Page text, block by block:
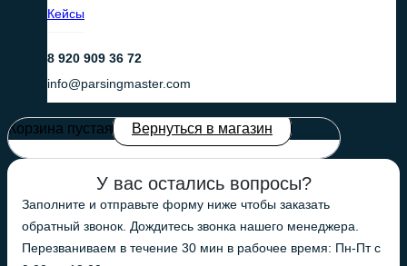
Кейсы
8 920 909 36 72
info@parsingmaster.com
Корзина пустая Вернуться в магазин
У вас остались вопросы?
Заполните и отправьте форму ниже чтобы заказать
обратный звонок. Дождитесь звонка нашего менеджера.
Перезваниваем в течение 30 мин в рабочее время: Пн-Пт с